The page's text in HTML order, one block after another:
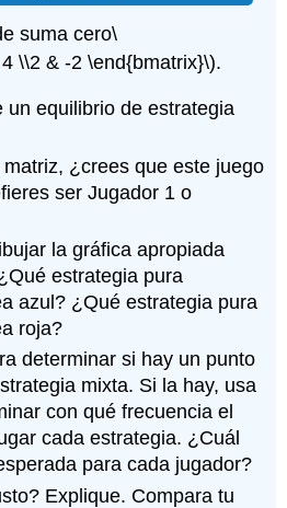
suma cero\
\\2 & -2 \end{bmatrix}\).
un equilibrio de estrategia
¿crees que este juego
ser Jugador 1 o
la gráfica apropiada
estrategia pura
azul? ¿Qué estrategia pura
roja?
determinar si hay un punto
mixta. Si la hay, usa
con qué frecuencia el
cada estrategia. ¿Cuál
para cada jugador?
Explique. Compara tu